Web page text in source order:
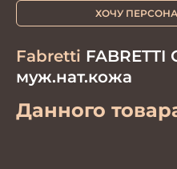
Fabretti FABRETTI
муж.нат.кожа
Данного
ХОЧУ